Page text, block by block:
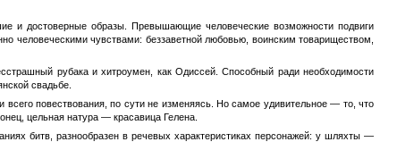
достоверные образы. Превышающие человеческие возможности подвиги
человеческими чувствами: беззаветной любовью, воинским товариществом,
рубака и хитроумен, как Одиссей. Способный ради необходимости
свадьбе.
всего повествования, по сути не изменяясь. Но самое удивительное — то, что
цельная натура — красавица Гелена.
битв, разнообразен в речевых характеристиках персонажей: у шляхты —